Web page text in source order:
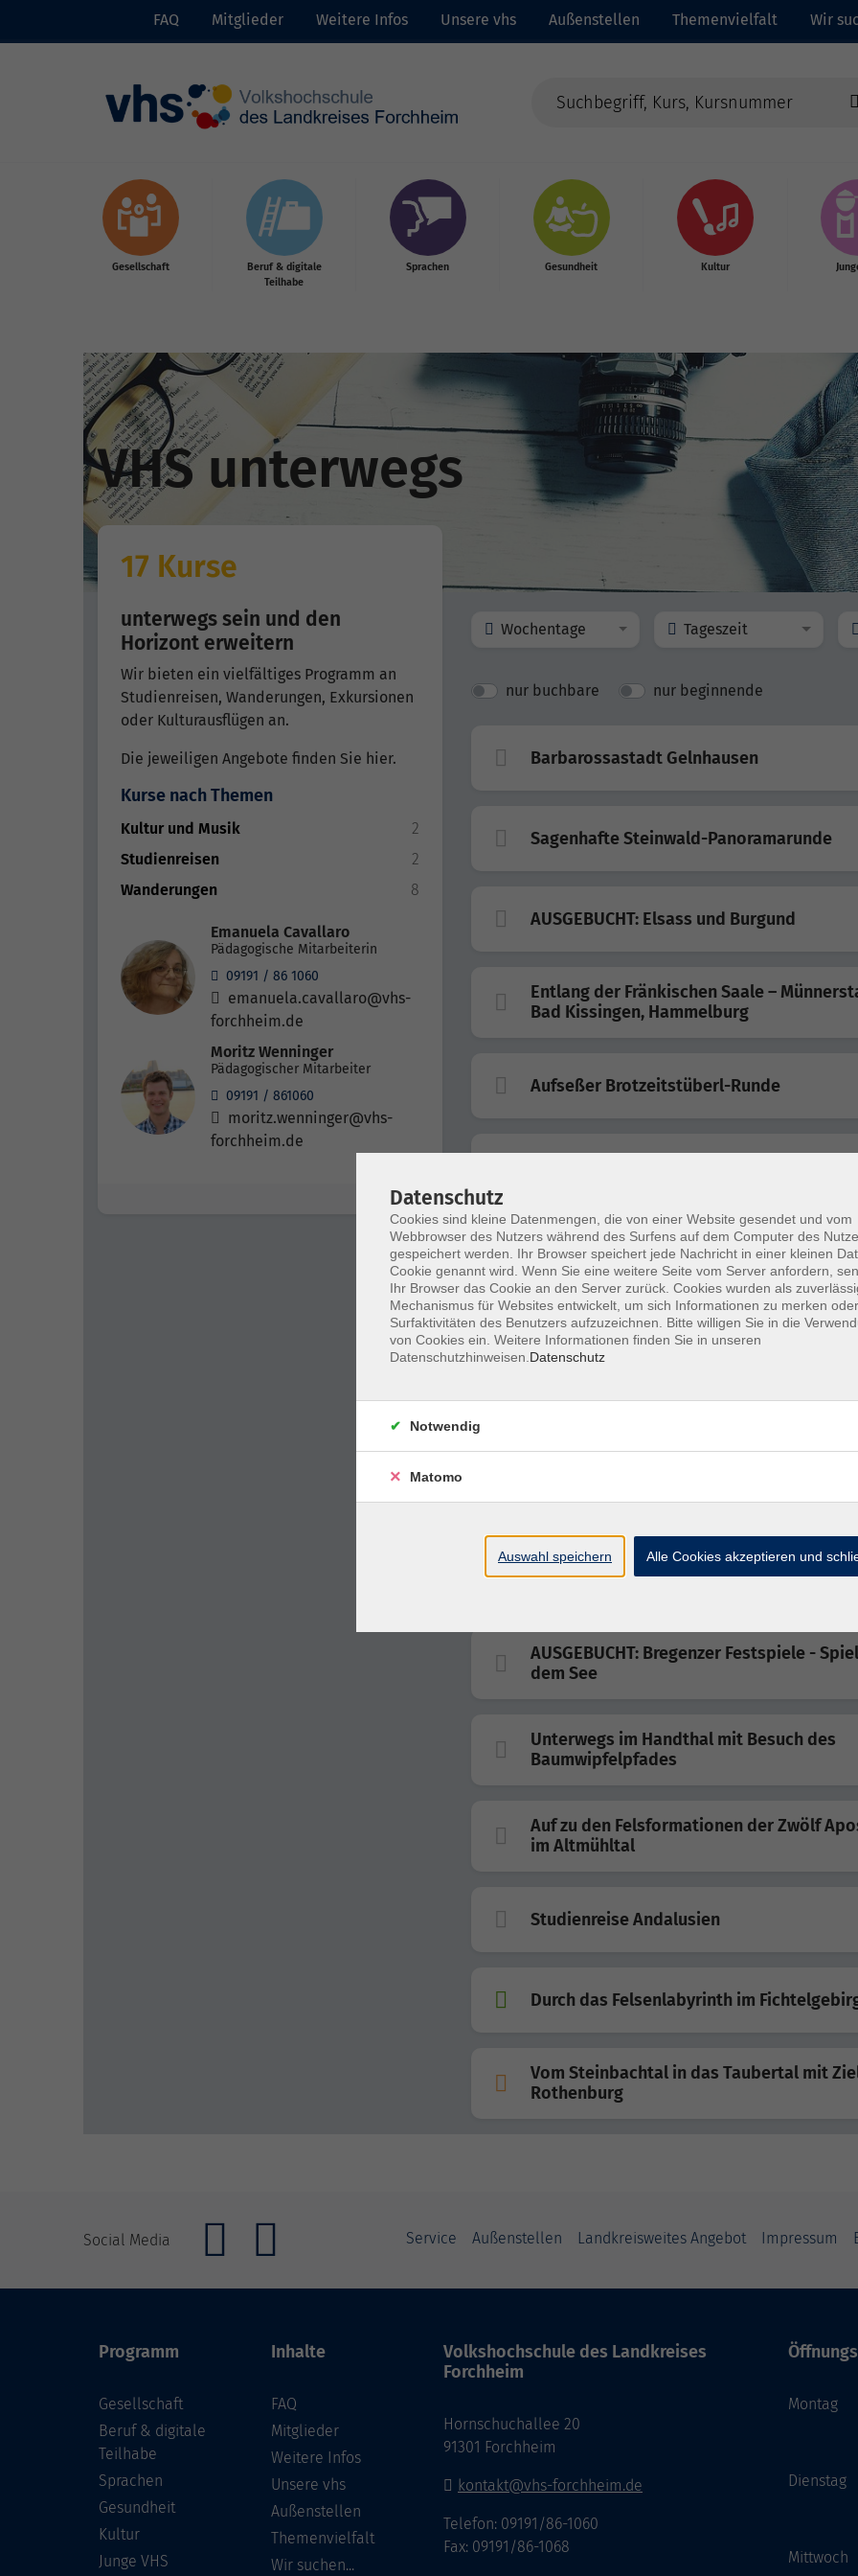
FAQ Mitglieder Weitere Infos Unsere vhs Außenstellen Themenvielfalt Wir
Gesellschaft
Beruf & digitale
Teilhabe
Sprachen Gesundheit Kultur
VHS unterwegs
17 Kurse
unterwegs sein und den
Horizont erweitern
Wir bieten ein vielfältiges Programm an
Studienreisen, Wanderungen, Exkursionen
oder Kulturausflügen an.
Die jeweiligen Angebote finden Sie hier.
Kurse nach Themen
Kultur und Musik
2
Studienreisen
2
Wanderungen
8
Emanuela Cavallaro
Pädagogische Mitarbeiterin
09191 / 86 1060
emanuela.cavallaro@vhs-
forchheim.de
Moritz Wenninger
Pädagogischer Mitarbeiter
09191 / 861060
moritz.wenninger@vhs-
forchheim.de
Wochentage Tageszeit
nur buchbare nur beginnende
Barbarossastadt Gelnhausen
Sagenhafte Steinwald-Panoramarunde
AUSGEBUCHT: Elsass und Burgund
Entlang der Fränkischen Saale –
Bad Kissingen, Hammelburg
Aufseßer Brotzeitstüberl-Runde
Freilandmuseum Kirchenburg
Zu den Sieben Quellen und dem
Rudolstadt und Kloster Paulinzella
Sanspareil
Brennpunkt Bayern. Hitler und der Kampf
AUSGEBUCHT: Bregenzer Festspiele -
dem See
Unterwegs im Handthal mit Besuch des
Baumwipfelpfades
Auf zu den Felsformationen der Zwölf
im Altmühltal
Studienreise Andalusien
Durch das Felsenlabyrinth im
Vom Steinbachtal in das Taubertal mit
Rothenburg
Social Media Service Außenstellen Landkreisweites Angebot Impressum
Programm
Gesellschaft
Beruf & digitale
Teilhabe
Sprachen
Gesundheit
Kultur
Junge VHS
Inhalte
FAQ
Mitglieder
Weitere Infos
Unsere vhs
Außenstellen
Themenvielfalt
Wir suchen...
Volkshochschule des Landkreises
Forchheim
Hornschuchallee 20
91301 Forchheim
kontakt@vhs-forchheim.de
Telefon: 09191/86-1060
Fax: 09191/86-1068
Datenschutz
Cookies sind kleine Datenmengen, die von einer Website gesendet und vom
Webbrowser des Nutzers während des Surfens auf dem Computer des
gespeichert werden. Ihr Browser speichert jede Nachricht in einer kleinen
Cookie genannt wird. Wenn Sie eine weitere Seite vom Server anfordern,
Ihr Browser das Cookie an den Server zurück. Cookies wurden als
Mechanismus für Websites entwickelt, um sich Informationen zu merken
Surfaktivitäten des Benutzers aufzuzeichnen. Bitte willigen Sie in die
von Cookies ein. Weitere Informationen finden Sie in unseren
Datenschutzhinweisen. Datenschutz
Notwendig
Matomo
Auswahl speichern Alle Cookies akzeptieren und